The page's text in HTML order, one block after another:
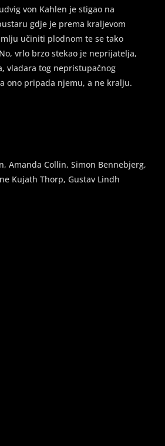
von Kahlen je stigao na
gdje je prema kraljevom
učiniti plodnom te se tako
vrlo brzo stekao je neprijatelja,
vladara tog nepristupačnog
ono pripada njemu, a ne kralju.
Amanda Collin, Simon Bennebjerg,
Kujath Thorp, Gustav Lindh